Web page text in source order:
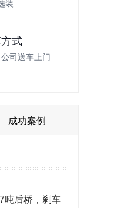
装
式
司送车上门
成功案例
吨后桥，刹车